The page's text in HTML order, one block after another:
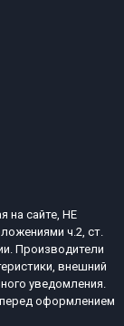
на сайте, НЕ
ч.2, ст.
Производители
внешний
уведомления.
оформлением